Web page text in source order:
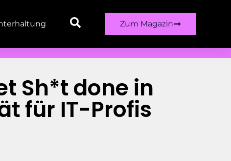
Zum Magazin
Sh*t done in
für IT-Profis